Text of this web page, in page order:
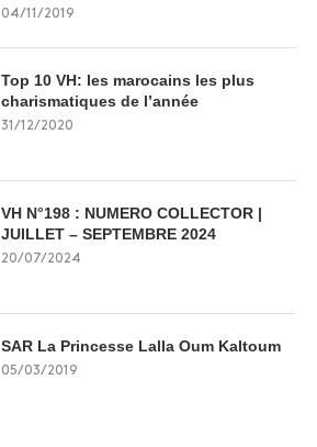
04/11/2019
Top 10 VH: les marocains les plus
charismatiques de l’année
31/12/2020
VH N°198 : NUMERO COLLECTOR |
JUILLET – SEPTEMBRE 2024
20/07/2024
SAR La Princesse Lalla Oum Kaltoum
05/03/2019